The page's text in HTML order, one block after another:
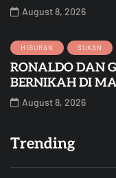
August 8, 2026
HIBURAN SUKAN
RONALDO DAN
BERNIKAH DI
August 8, 2026
Trending